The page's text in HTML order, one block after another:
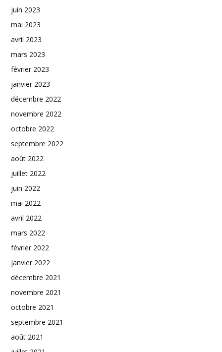
juin 2023
mai 2023
avril 2023
mars 2023
février 2023
janvier 2023
décembre 2022
novembre 2022
octobre 2022
septembre 2022
août 2022
juillet 2022
juin 2022
mai 2022
avril 2022
mars 2022
février 2022
janvier 2022
décembre 2021
novembre 2021
octobre 2021
septembre 2021
août 2021